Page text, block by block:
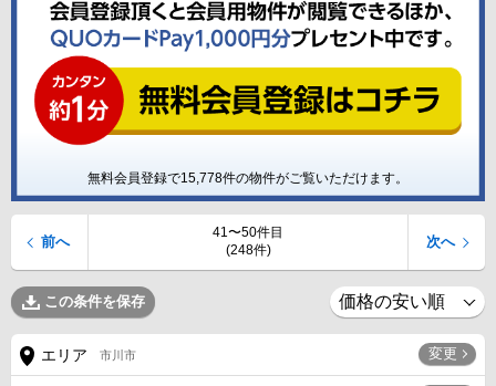
無料会員登録で15,778件の物件がご覧いただけます。
41〜50件目
(248件)
前へ 次へ
この条件を保存
エリア 市川市 変更